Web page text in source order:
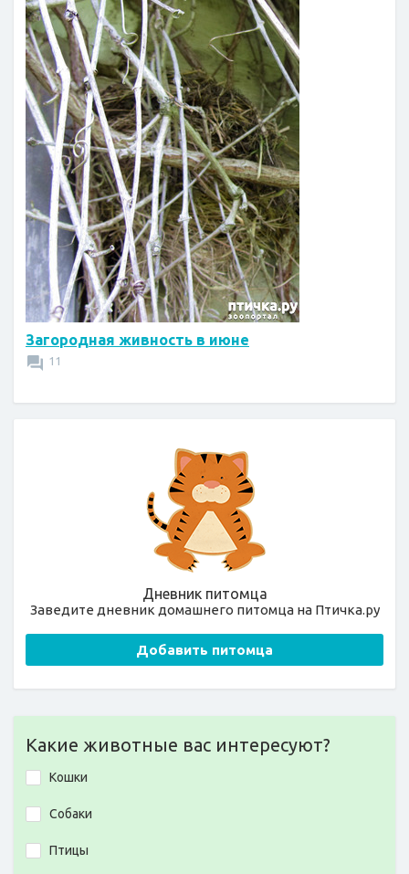
Загородная живность в июне
11
Дневник питомца
Заведите дневник домашнего питомца на Птичка.ру
Добавить питомца
Какие животные вас интересуют?
Кошки
Собаки
Птицы